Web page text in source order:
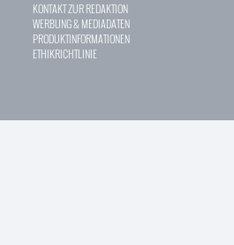
KONTAKT ZUR REDAKTION
WERBUNG & MEDIADATEN
PRODUKTINFORMATIONEN
ETHIKRICHTLINIE